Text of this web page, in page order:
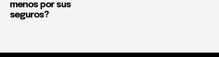
menos por sus
seguros?